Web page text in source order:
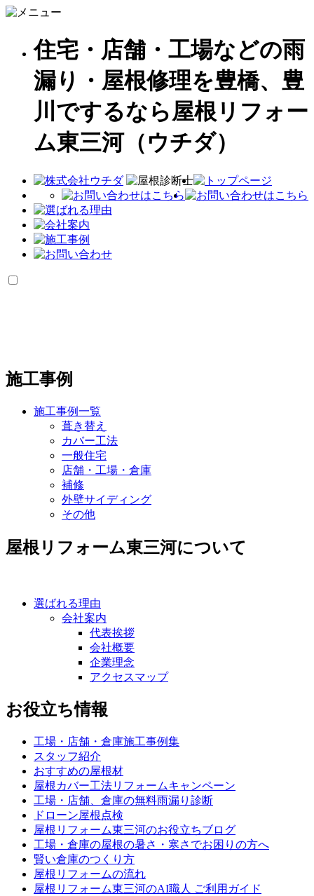
住宅・店舗・工場などの雨
漏り・屋根修理を豊橋、豊
川でするなら屋根リフォー
ム東三河（ウチダ）
施工事例
施工事例一覧
葺き替え
カバー工法
一般住宅
店舗・工場・倉庫
補修
外壁サイディング
その他
屋根リフォーム東三河について
選ばれる理由
会社案内
代表挨拶
会社概要
企業理念
アクセスマップ
お役立ち情報
工場・店舗・倉庫施工事例集
スタッフ紹介
おすすめの屋根材
屋根カバー工法リフォームキャンペーン
工場・店舗、倉庫の無料雨漏り診断
ドローン屋根点検
屋根リフォーム東三河のお役立ちブログ
工場・倉庫の屋根の暑さ・寒さでお困りの方へ
賢い倉庫のつくり方
屋根リフォームの流れ
屋根リフォーム東三河のAI職人 ご利用ガイド